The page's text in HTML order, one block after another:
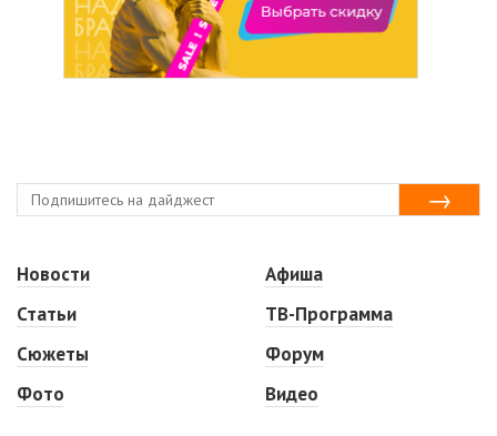
Новости
Статьи
Сюжеты
Фото
Афиша
ТВ-Программа
Форум
Видео